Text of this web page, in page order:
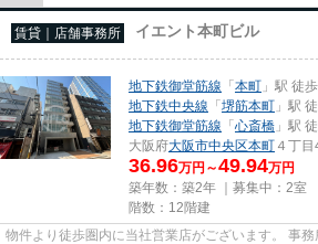
賃貸｜店舗事務所 イエント本町ビル
地下鉄御堂筋線 「本町 」駅 徒
地下鉄中央線 「堺筋本町 」駅
地下鉄御堂筋線 「心斎橋 」駅
大阪府大阪市中央区本町 ４丁
36.96万円～49.94万円
築年数：築2年 ｜募集中： 2室
階数：12階建
物件より徒歩圏内に当社営業店がございます。 事